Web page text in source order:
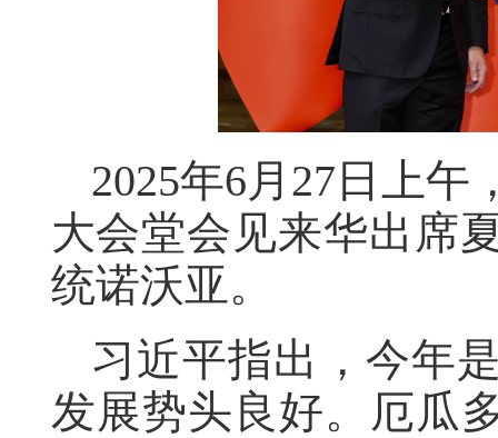
2025年6月27日上
大会堂会见来华出席
统诺沃亚。
习近平指出，今年
发展势头良好。厄瓜